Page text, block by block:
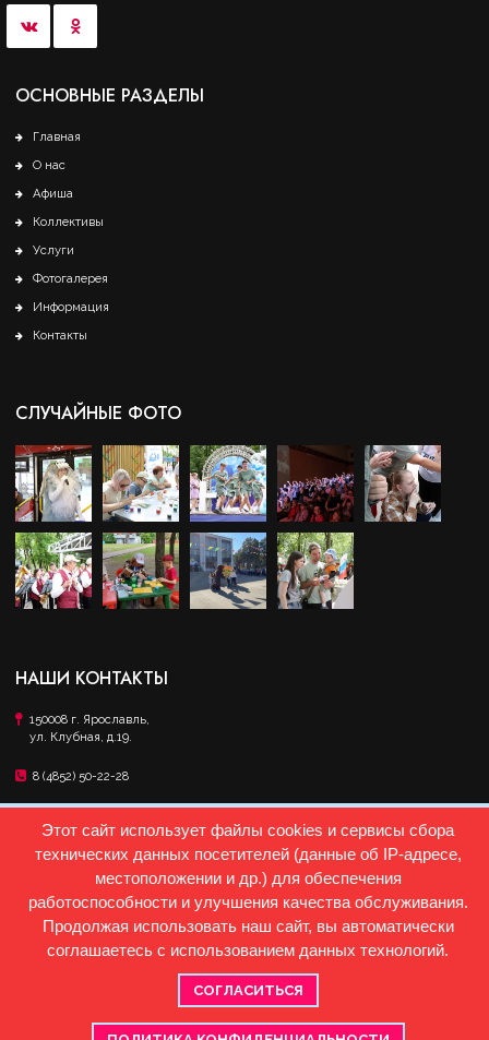
ОСНОВНЫЕ РАЗДЕЛЫ
Главная
О нас
Афиша
Коллективы
Услуги
Фотогалерея
Информация
Контакты
СЛУЧАЙНЫЕ ФОТО
НАШИ КОНТАКТЫ
150008 г. Ярославль,
ул. Клубная, д.19.
8 (4852) 50-22-28
© 1976-2026 Муниципальное автономное учреждение города Ярославля ДОМ
КУЛЬТУРЫ "ЭНЕРГЕТИК"
Этот сайт использует файлы cookies и сервисы сбора
технических данных посетителей (данные об IP-адресе,
местоположении и др.) для обеспечения
работоспособности и улучшения качества обслуживания.
Продолжая использовать наш сайт, вы автоматически
соглашаетесь с использованием данных технологий.
СОГЛАСИТЬСЯ